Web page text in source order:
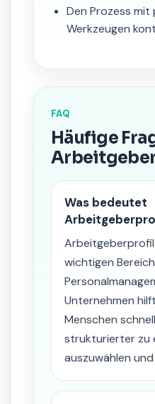
Den Prozess
Werkzeugen
FAQ
Häufige
Was bedeutet
wichtigen
Unternehmen
Menschen
strukturierter zu
auszuwählen